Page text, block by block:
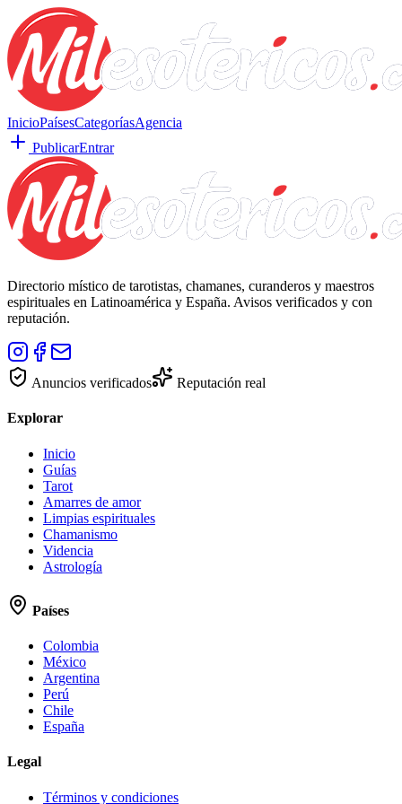
InicioPaísesCategoríasAgencia
PublicarEntrar
Directorio místico de tarotistas, chamanes, curanderos y maestros
espirituales en Latinoamérica y España. Avisos verificados y con
reputación.
Anuncios verificados Reputación real
Explorar
Inicio
Guías
Tarot
Amarres de amor
Limpias espirituales
Chamanismo
Videncia
Astrología
Países
Colombia
México
Argentina
Perú
Chile
España
Legal
Términos y condiciones